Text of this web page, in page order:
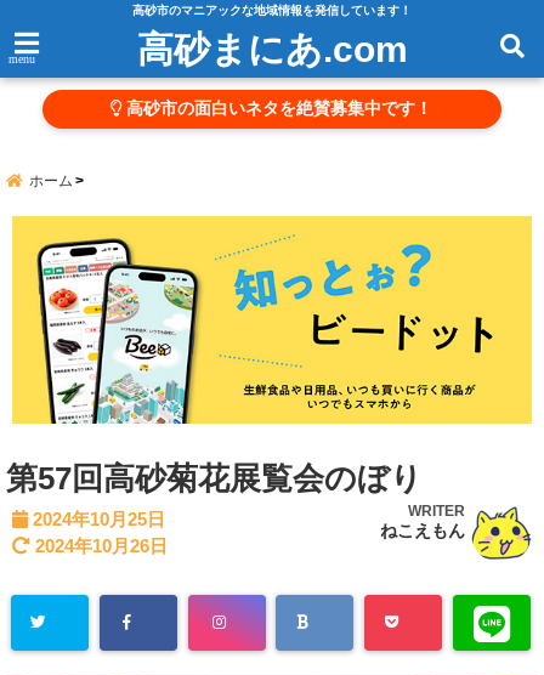
高砂市のマニアックな地域情報を発信しています！
menu 高砂まにあ.com
高砂市の面白いネタを絶賛募集中です！
ホーム
第57回高砂菊花展覧会のぼり
2024年10月25日
2024年10月26日
WRITER
ねこえもん